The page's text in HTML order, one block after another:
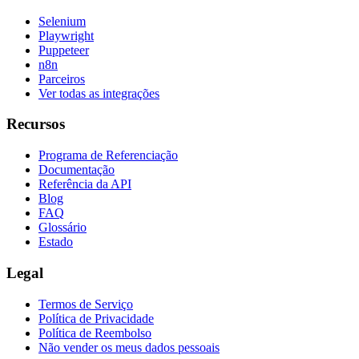
Selenium
Playwright
Puppeteer
n8n
Parceiros
Ver todas as integrações
Recursos
Programa de Referenciação
Documentação
Referência da API
Blog
FAQ
Glossário
Estado
Legal
Termos de Serviço
Política de Privacidade
Política de Reembolso
Não vender os meus dados pessoais